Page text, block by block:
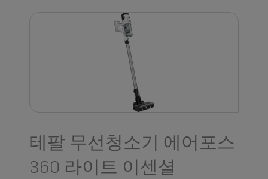
테팔 무선청소기 에어포스
360 라이트 이센셜